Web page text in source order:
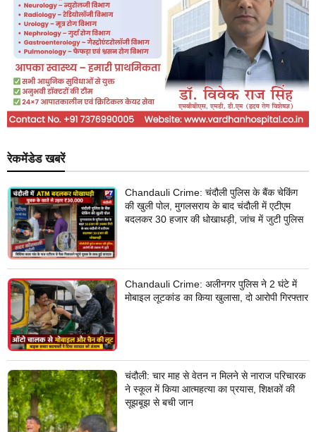
रेकमेंडेड खबरें
Chandauli Crime: चंदौली पुलिस के बैंक चेकिंग
की खुली पोल, मुगलसराय के बाद चंदौली में एटीएम
बदलकर 30 हजार की धोखाधड़ी, जांच में जुटी पुलिस
Chandauli Crime: अलीनगर पुलिस ने 2 घंटे में
मोबाइल लूटकांड का किया खुलासा, दो आरोपी गिरफ्तार
चंदौली: चार माह से वेतन न मिलने से नाराज परिचारक
ने स्कूल में किया आत्महत्या का प्रयास, शिक्षकों की
सूझबूझ से बची जान